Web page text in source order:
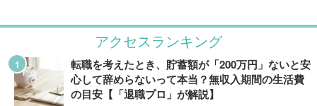
アクセスランキング
転職を考えたとき、貯蓄額が「200万円」ないと安
心して辞めらないって本当？無収入期間の生活費
の目安【「退職プロ」が解説】